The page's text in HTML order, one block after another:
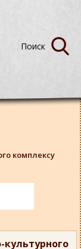
культурного
комплексу